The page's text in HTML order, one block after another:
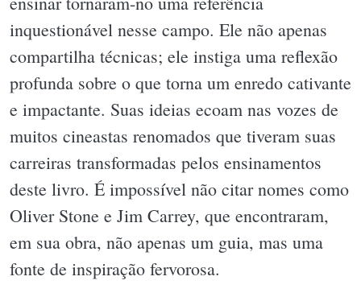
inquestionável nesse campo. Ele não apenas
compartilha técnicas; ele instiga uma reflexão
profunda sobre o que torna um enredo cativante
e impactante. Suas ideias ecoam nas vozes de
muitos cineastas renomados que tiveram suas
carreiras transformadas pelos ensinamentos
deste livro. É impossível não citar nomes como
Oliver Stone e Jim Carrey, que encontraram,
em sua obra, não apenas um guia, mas uma
fonte de inspiração fervorosa.